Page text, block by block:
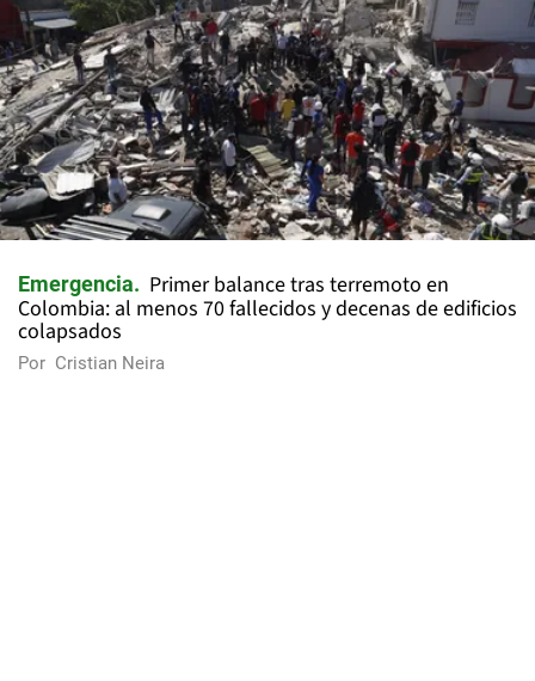
Emergencia
Primer balance tras terremoto en
Colombia: al menos 70 fallecidos y decenas de edificios
colapsados
Por Cristian Neira